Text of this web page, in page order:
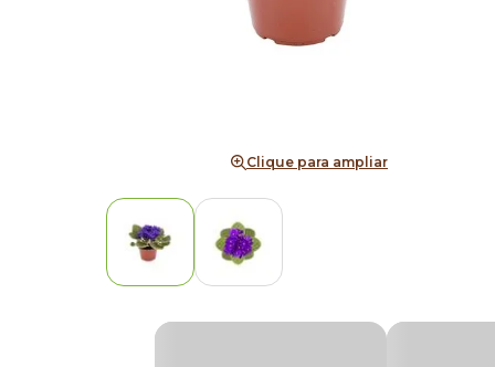
Clique para ampliar